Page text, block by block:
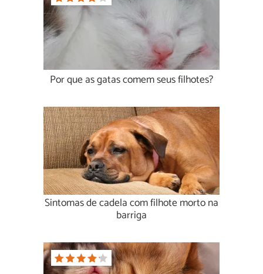
Por que as gatas comem seus filhotes?
Sintomas de cadela com filhote morto na
barriga